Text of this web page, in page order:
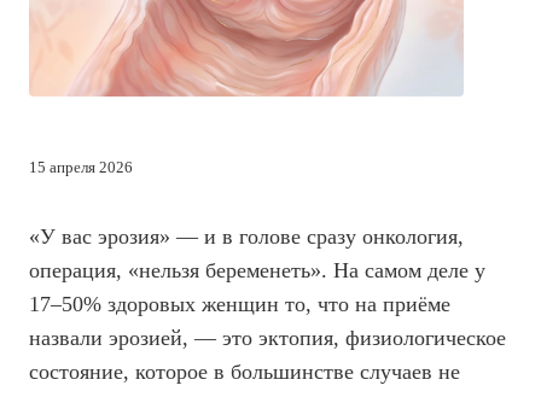
15 апреля 2026
«У вас эрозия» — и в голове сразу онкология,
операция, «нельзя беременеть». На самом деле у
17–50% здоровых женщин то, что на приёме
назвали эрозией, — это эктопия, физиологическое
состояние, которое в большинстве случаев не